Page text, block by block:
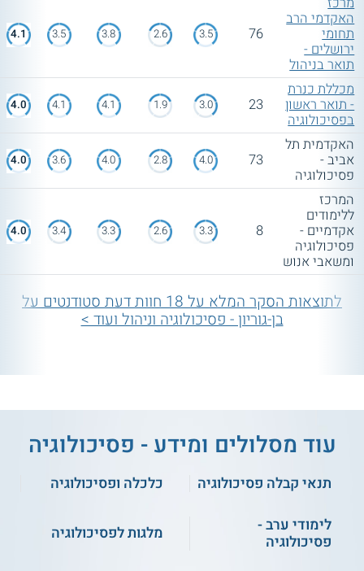
האקדמי הרב
תחומי
ירושלים -
תואר בניהול
76
3.5
2.6
3.8
3.5
4.1
מכללת כנרת
- תואר ראשון
בפסיכולוגיה
23
3.0
1.9
4.1
4.1
4.0
האקדמית תל
אביב -
פסיכולוגיה
73
4.0
2.8
4.0
3.6
4.0
המרכז
ללימודים
אקדמיים -
פסיכולוגיה
ומשאבי אנוש
8
3.3
2.6
3.3
3.4
4.0
לתוצאות הסקר המלא על 18 חוות דעת סטודנטים על
בן-גוריון - פסיכולוגיה וניהול ועוד >
עוד מסלולים ומידע - פסיכולוגיה
תנאי קבלה פסיכולוגיה
כלכלה ופסיכולוגיה
לימודי ערב -
פסיכולוגיה
מלגות לפסיכולוגיה